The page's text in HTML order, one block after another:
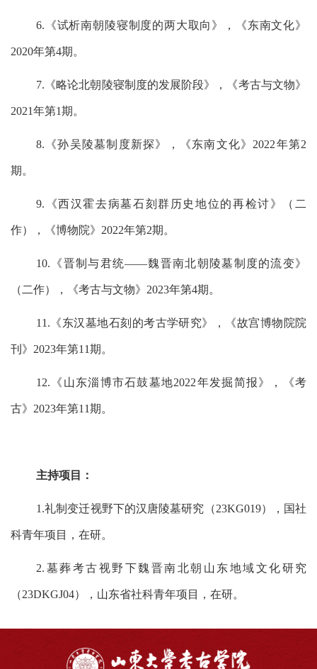
6.《试析南朝陵寝制度的两大取向》，《东南文化》
2020年第4期。
7.《略论北朝陵寝制度的发展阶段》，《考古与文物》
2021年第1期。
8.《孙吴陵墓制度新探》，《东南文化》2022年第2
期。
9.《西汉霍去病墓石刻群历史地位的再检讨》（二
作），《博物院》2022年第2期。
10.《晋制与君统——魏晋南北朝陵墓制度的流变》
（二作），《考古与文物》2023年第4期。
11.《东汉墓地石刻的考古学研究》，《故宫博物院院
刊》2023年第11期。
12.《山东淄博市石鼓墓地2022年发掘简报》，《考
古》2023年第11期。
主持项目：
1.礼制变迁视野下的汉唐陵墓研究（23KG019），国社
科青年项目，在研。
2.墓葬考古视野下魏晋南北朝山东地域文化研究
（23DKGJ04），山东省社科青年项目，在研。